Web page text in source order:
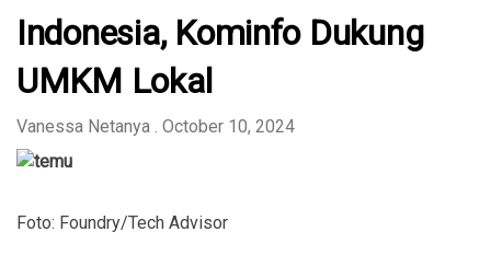
Indonesia, Kominfo Dukung
UMKM Lokal
Vanessa Netanya . October 10, 2024
Foto: Foundry/Tech Advisor